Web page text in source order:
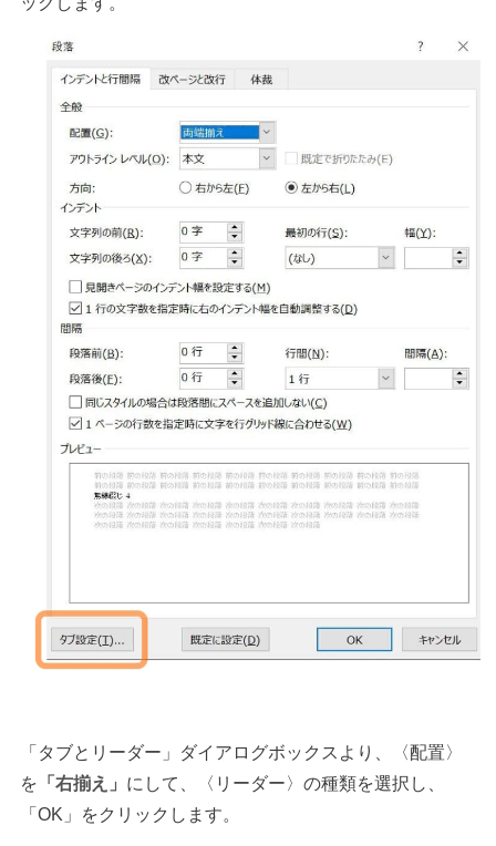
「タブとリーダー」ダイアログボックスより、〈配置〉
を 「右揃え」 にして、〈リーダー〉の種類を選択し、
「OK」をクリックします。